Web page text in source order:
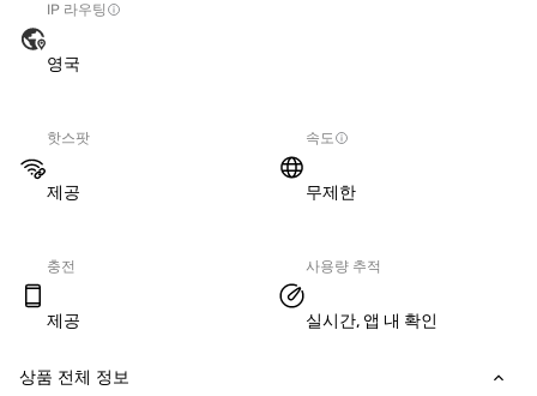
IP 라우팅
영국
핫스팟
제공
속도
무제한
충전
제공
사용량 추적
실시간, 앱 내 확인
상품 전체 정보